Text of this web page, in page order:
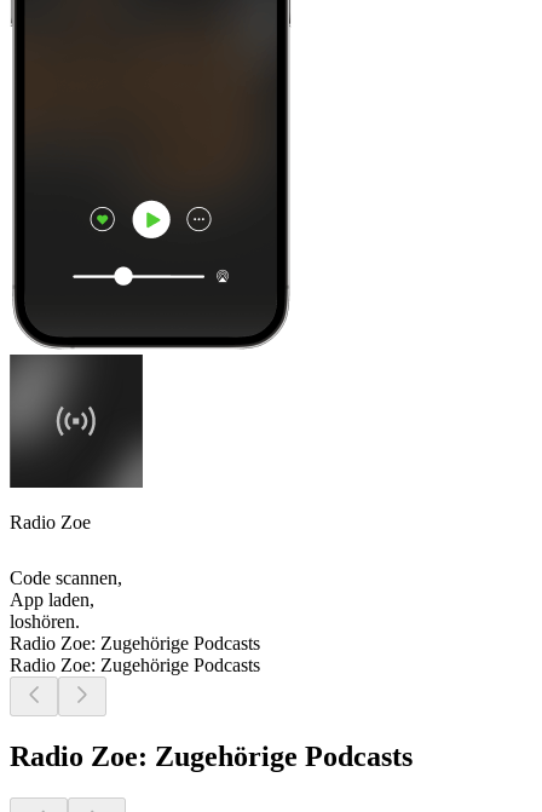
Radio Zoe
Code scannen,
App laden,
loshören.
Radio Zoe: Zugehörige Podcasts
Radio Zoe: Zugehörige Podcasts
Radio Zoe: Zugehörige Podcasts